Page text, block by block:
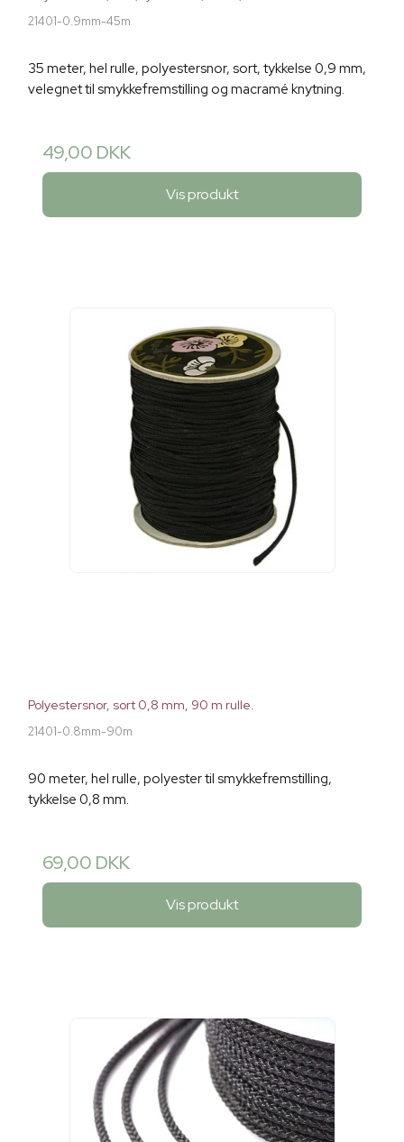
21401-0.9mm-45m
35 meter, hel rulle, polyestersnor, sort, tykkelse 0,9 mm,
velegnet til smykkefremstilling og macramé knytning.
49,00 DKK
Vis produkt
Polyestersnor, sort 0,8 mm, 90 m rulle.
21401-0.8mm-90m
90 meter, hel rulle, polyester til smykkefremstilling,
tykkelse 0,8 mm.
69,00 DKK
Vis produkt